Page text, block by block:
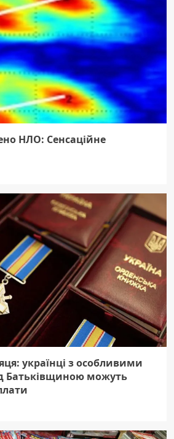
НЛО: Сенсаційне
українці з особливими
Батьківщиною можуть